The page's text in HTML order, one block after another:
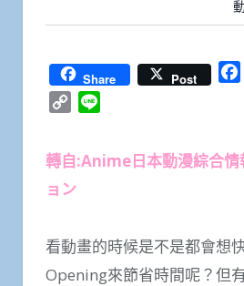
Share Post
Copy
轉自:Anime日本動漫綜合情
ョン
看動畫的時候是不是都會想
Opening來節省時間呢？但